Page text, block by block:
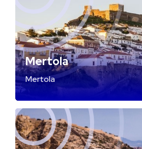
Mertola
Mertola